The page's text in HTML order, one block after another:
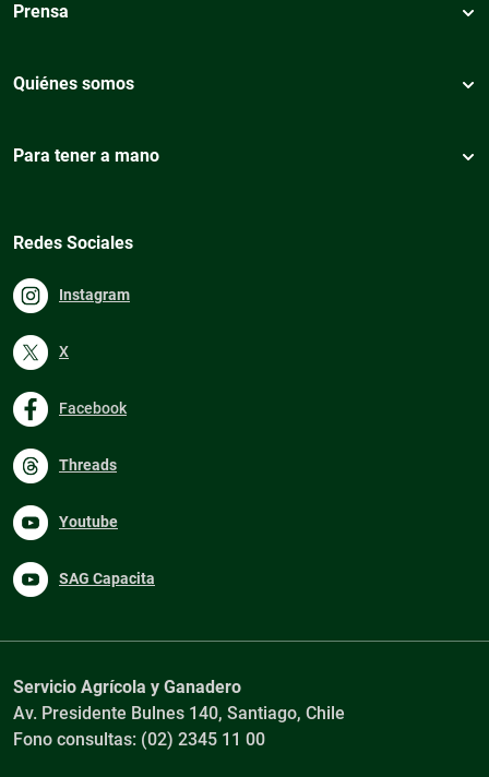
Prensa
Quiénes somos
Para tener a mano
Redes Sociales
Instagram
X
Facebook
Threads
Youtube
SAG Capacita
Servicio Agrícola y Ganadero
Av. Presidente Bulnes 140, Santiago, Chile
Fono consultas: (02) 2345 11 00